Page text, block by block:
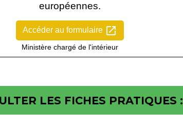
européennes.
Accéder au formulaire open_in_new
Ministère chargé de l'intérieur
LES FICHES PRATIQUES :